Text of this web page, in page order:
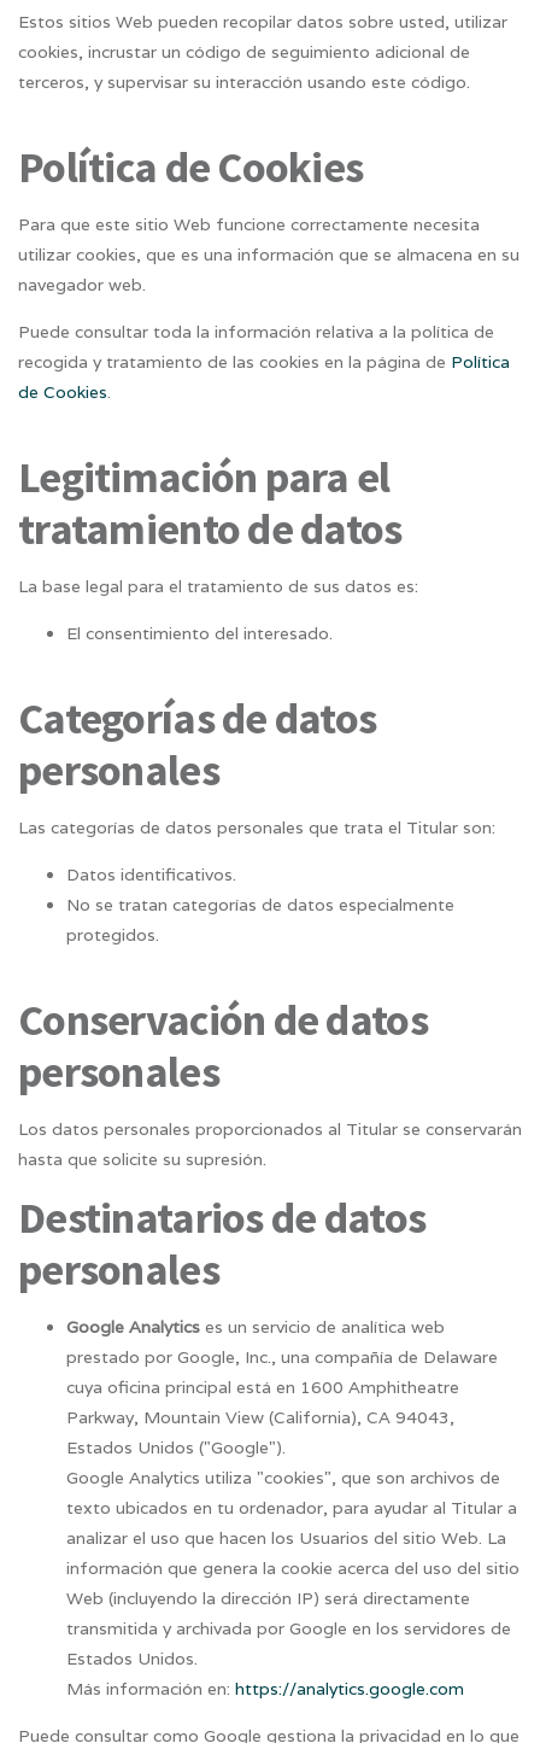
Estos sitios Web pueden recopilar datos sobre usted, utilizar
cookies, incrustar un código de seguimiento adicional de
terceros, y supervisar su interacción usando este código.
Política de Cookies
Para que este sitio Web funcione correctamente necesita
utilizar cookies, que es una información que se almacena en su
navegador web.
Puede consultar toda la información relativa a la política de
recogida y tratamiento de las cookies en la página de Política
de Cookies.
Legitimación para el
tratamiento de datos
La base legal para el tratamiento de sus datos es:
El consentimiento del interesado.
Categorías de datos
personales
Las categorías de datos personales que trata el Titular son:
Datos identificativos.
No se tratan categorías de datos especialmente
protegidos.
Conservación de datos
personales
Los datos personales proporcionados al Titular se conservarán
hasta que solicite su supresión.
Destinatarios de datos
personales
Google Analytics es un servicio de analítica web
prestado por Google, Inc., una compañía de Delaware
cuya oficina principal está en 1600 Amphitheatre
Parkway, Mountain View (California), CA 94043,
Estados Unidos ("Google").
Google Analytics utiliza "cookies", que son archivos de
texto ubicados en tu ordenador, para ayudar al Titular a
analizar el uso que hacen los Usuarios del sitio Web. La
información que genera la cookie acerca del uso del sitio
Web (incluyendo la dirección IP) será directamente
transmitida y archivada por Google en los servidores de
Estados Unidos.
Más información en: https://analytics.google.com
Puede consultar como Google gestiona la privacidad en lo que